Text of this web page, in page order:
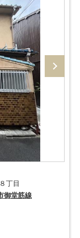
丁目
御堂筋線